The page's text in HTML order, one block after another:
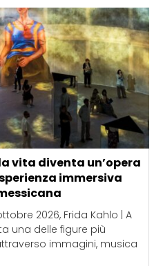
vita diventa un’opera
immersiva
2026, Frida Kahlo | A
una delle figure più
immagini, musica